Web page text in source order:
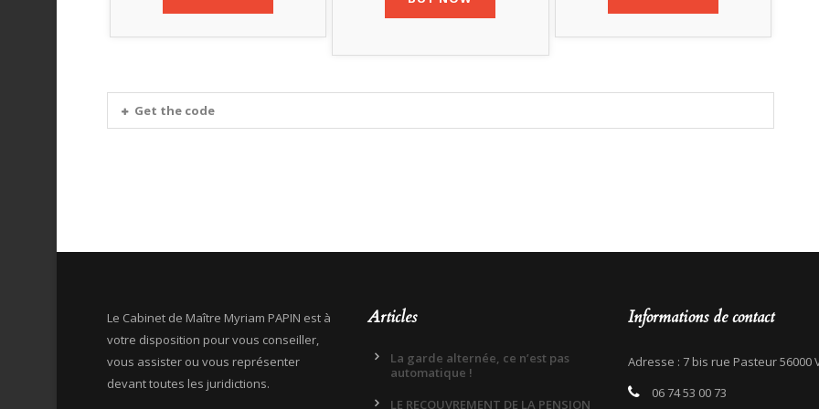
Get the code
Le Cabinet de Maître Myriam PAPIN est à
votre disposition pour vous conseiller,
vous assister ou vous représenter
devant toutes les juridictions.
Articles
La garde alternée, ce n’est pas
automatique !
LE RECOUVREMENT DE LA PENSION
Informations de contact
Adresse : 7 bis rue Pasteur 56000
06 74 53 00 73